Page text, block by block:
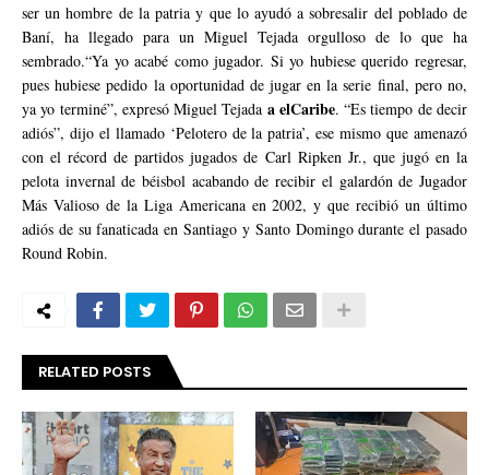
ser un hombre de la patria y que lo ayudó a sobresalir del poblado de
Baní, ha llegado para un Miguel Tejada orgulloso de lo que ha
sembrado.“Ya yo acabé como jugador. Si yo hubiese querido regresar,
pues hubiese pedido la oportunidad de jugar en la serie final, pero no,
ya yo terminé”, expresó Miguel Tejada a elCaribe. “Es tiempo de decir
adiós”, dijo el llamado ‘Pelotero de la patria’, ese mismo que amenazó
con el récord de partidos jugados de Carl Ripken Jr., que jugó en la
pelota invernal de béisbol acabando de recibir el galardón de Jugador
Más Valioso de la Liga Americana en 2002, y que recibió un último
adiós de su fanaticada en Santiago y Santo Domingo durante el pasado
Round Robin.
RELATED POSTS